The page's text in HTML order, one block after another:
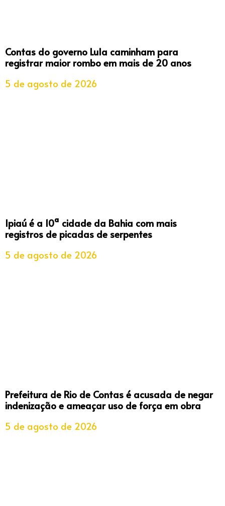
Contas do governo Lula caminham para
registrar maior rombo em mais de 20 anos
5 de agosto de 2026
Ipiaú é a 10ª cidade da Bahia com mais
registros de picadas de serpentes
5 de agosto de 2026
Prefeitura de Rio de Contas é acusada de negar
indenização e ameaçar uso de força em obra
5 de agosto de 2026